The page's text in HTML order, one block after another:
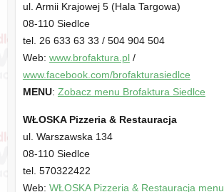
ul. Armii Krajowej 5 (Hala Targowa)
08-110 Siedlce
tel. 26 633 63 33 / 504 904 504
Web: www.brofaktura.pl/
www.facebook.com/brofakturasiedlce
MENU: Zobacz menu Brofaktura Siedlce
WŁOSKA Pizzeria & Restauracja
ul. Warszawska 134
08-110 Siedlce
tel. 570322422
Web: WŁOSKA Pizzeria & Restauracja menu